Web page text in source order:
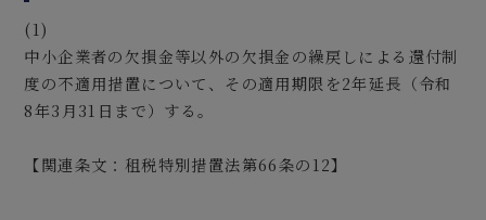
(1)
中小企業者の欠損金等以外の欠損金の繰戻しによる還付制
度の不適用措置について、その適用期限を2年延長（令和
8年3月31日まで）する。
【関連条文：租税特別措置法第66条の12】